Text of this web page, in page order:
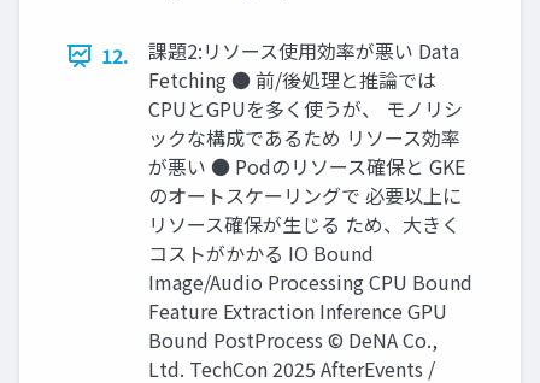
12.
課題2:リソース使用効率が悪い Data
Fetching ● 前/後処理と推論では
CPUとGPUを多く使うが、 モノリシ
ックな構成であるため リソース効率
が悪い ● Podのリソース確保と GKE
のオートスケーリングで 必要以上に
リソース確保が生じる ため、大きく
コストがかかる IO Bound
Image/Audio Processing CPU Bound
Feature Extraction Inference GPU
Bound PostProcess © DeNA Co.,
Ltd. TechCon 2025 AfterEvents /